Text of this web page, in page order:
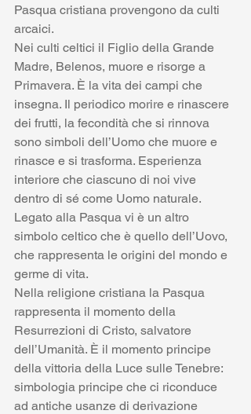
Pasqua cristiana provengono da culti
arcaici.
Nei culti celtici il Figlio della Grande
Madre, Belenos, muore e risorge a
Primavera. È la vita dei campi che
insegna. Il periodico morire e rinascere
dei frutti, la fecondità che si rinnova
sono simboli dell’Uomo che muore e
rinasce e si trasforma. Esperienza
interiore che ciascuno di noi vive
dentro di sé come Uomo naturale.
Legato alla Pasqua vi è un altro
simbolo celtico che è quello dell’Uovo,
che rappresenta le origini del mondo e
germe di vita.
Nella religione cristiana la Pasqua
rappresenta il momento della
Resurrezioni di Cristo, salvatore
dell’Umanità. È il momento principe
della vittoria della Luce sulle Tenebre:
simbologia principe che ci riconduce
ad antiche usanze di derivazione